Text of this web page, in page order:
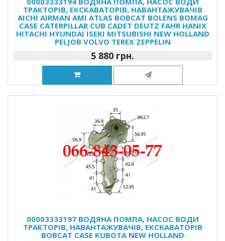
ТРАКТОРІВ, ЕКСКАВАТОРІВ, НАВАНТАЖУВАЧІВ
AICHI AIRMAN AMI ATLAS BOBCAT BOLENS BOMAG
CASE CATERPILLAR CUB CADET DEUTZ FAHR HANIX
HITACHI HYUNDAI ISEKI MITSUBISHI NEW HOLLAND
PELJOB VOLVO TEREX ZEPPELIN
5 880 грн.
00003333197 ВОДЯНА ПОМПА, НАСОС ВОДИ
ТРАКТОРІВ, НАВАНТАЖУВАЧІВ, ЕКСКАВАТОРІВ
BOBCAT CASE KUBOTA NEW HOLLAND